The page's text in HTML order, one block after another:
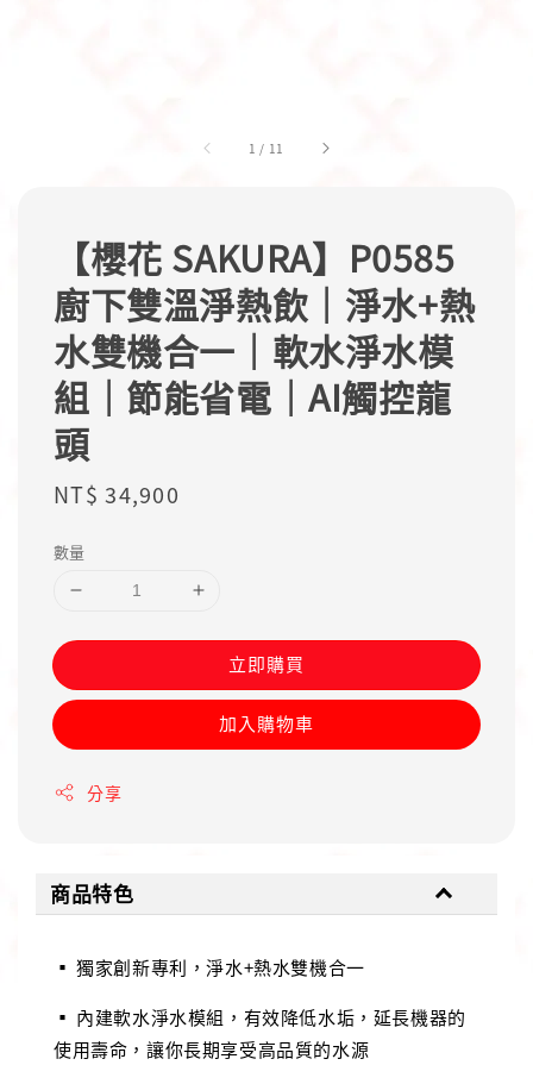
1 / 11
【櫻花 SAKURA】P0585
廚下雙溫淨熱飲｜淨水+熱
水雙機合一｜軟水淨水模
組｜節能省電｜AI觸控龍
頭
Regular
NT$ 34,900
數量
立即購買
加入購物車
分享
商品特色
▪ 獨家創新專利，淨水+熱水雙機合一
▪ 內建軟水淨水模組，有效降低水垢，延長機器的
使用壽命，讓你長期享受高品質的水源